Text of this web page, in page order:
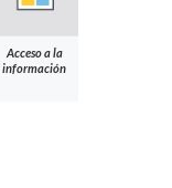
Acceso a la
información